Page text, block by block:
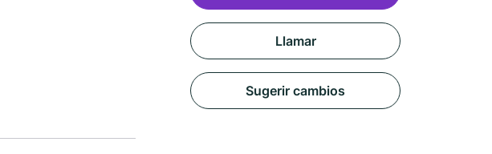
Llamar
Sugerir cambios